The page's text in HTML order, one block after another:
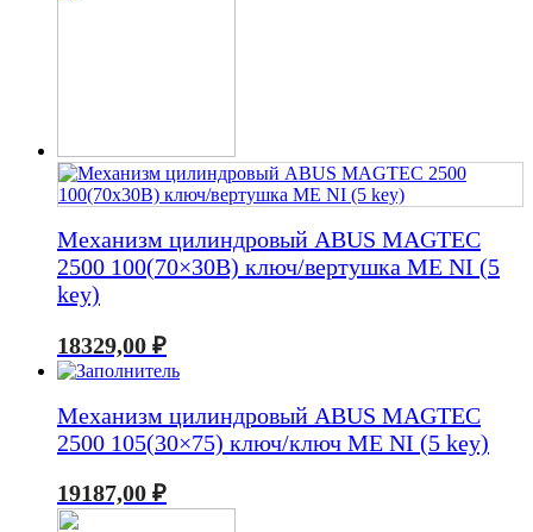
Механизм цилиндровый ABUS MAGTEC
2500 100(70×30В) ключ/вертушка ME NI (5
key)
18329,00 ₽
Механизм цилиндровый ABUS MAGTEC
2500 105(30×75) ключ/ключ ME NI (5 key)
19187,00 ₽